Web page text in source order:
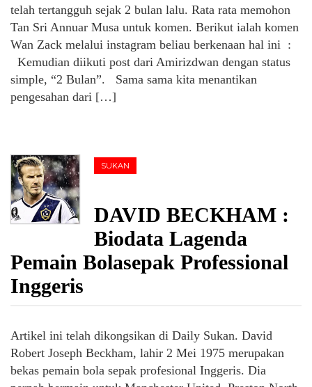
telah tertangguh sejak 2 bulan lalu. Rata rata memohon
Tan Sri Annuar Musa untuk komen. Berikut ialah komen
Wan Zack melalui instagram beliau berkenaan hal ini :
Kemudian diikuti post dari Amirizdwan dengan status
simple, “2 Bulan”. Sama sama kita menantikan
pengesahan dari […]
SUKAN
DAVID BECKHAM :
Biodata Lagenda
Pemain Bolasepak Professional
Inggeris
Artikel ini telah dikongsikan di Daily Sukan. David
Robert Joseph Beckham, lahir 2 Mei 1975 merupakan
bekas pemain bola sepak profesional Inggeris. Dia